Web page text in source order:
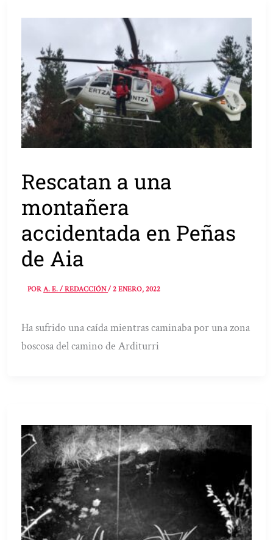
Rescatan a una
montañera
accidentada en Peñas
de Aia
PORA. E. / REDACCIÓN/2 ENERO, 2022
Ha sufrido una caída mientras caminaba por una zona
boscosa del camino de Arditurri